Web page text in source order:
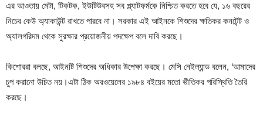
এর আওতায় মেটা, টিকটক, ইউটিউবসহ সব প্ল্যাটফর্মকে নিশ্চিত করতে হবে যে, ১৬ বছরের
নিচের কেউ অ্যাকাউন্ট রাখতে পারবে না। সরকার এই আইনকে শিশুদের ক্ষতিকর কনটেন্ট ও
অ্যালগরিদম থেকে সুরক্ষার প্রয়োজনীয় পদক্ষেপ বলে দাবি করছে।
কিশোররা বলছে, আইনটি শিশুদের অধিকার উপেক্ষা করছে। মেসি নেইল্যান্ড বলেন, ‘আমাদের
চুপ করানো উচিত নয়।এটা ঠিক অরওয়েলের ১৯৮৪ বইয়ের মতো ভীতিকর পরিস্থিতি তৈরি
করছে।